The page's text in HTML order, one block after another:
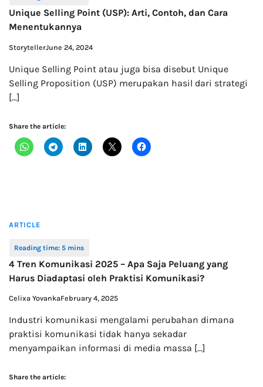
Unique Selling Point (USP): Arti, Contoh, dan Cara
Menentukannya
StorytellerJune 24, 2024
Unique Selling Point atau juga bisa disebut Unique
Selling Proposition (USP) merupakan hasil dari strategi
[…]
Share the article:
ARTICLE
4 Tren Komunikasi 2025 – Apa Saja Peluang yang
Harus Diadaptasi oleh Praktisi Komunikasi?
Celixa YovankaFebruary 4, 2025
Industri komunikasi mengalami perubahan dimana
praktisi komunikasi tidak hanya sekadar
menyampaikan informasi di media massa […]
Share the article: